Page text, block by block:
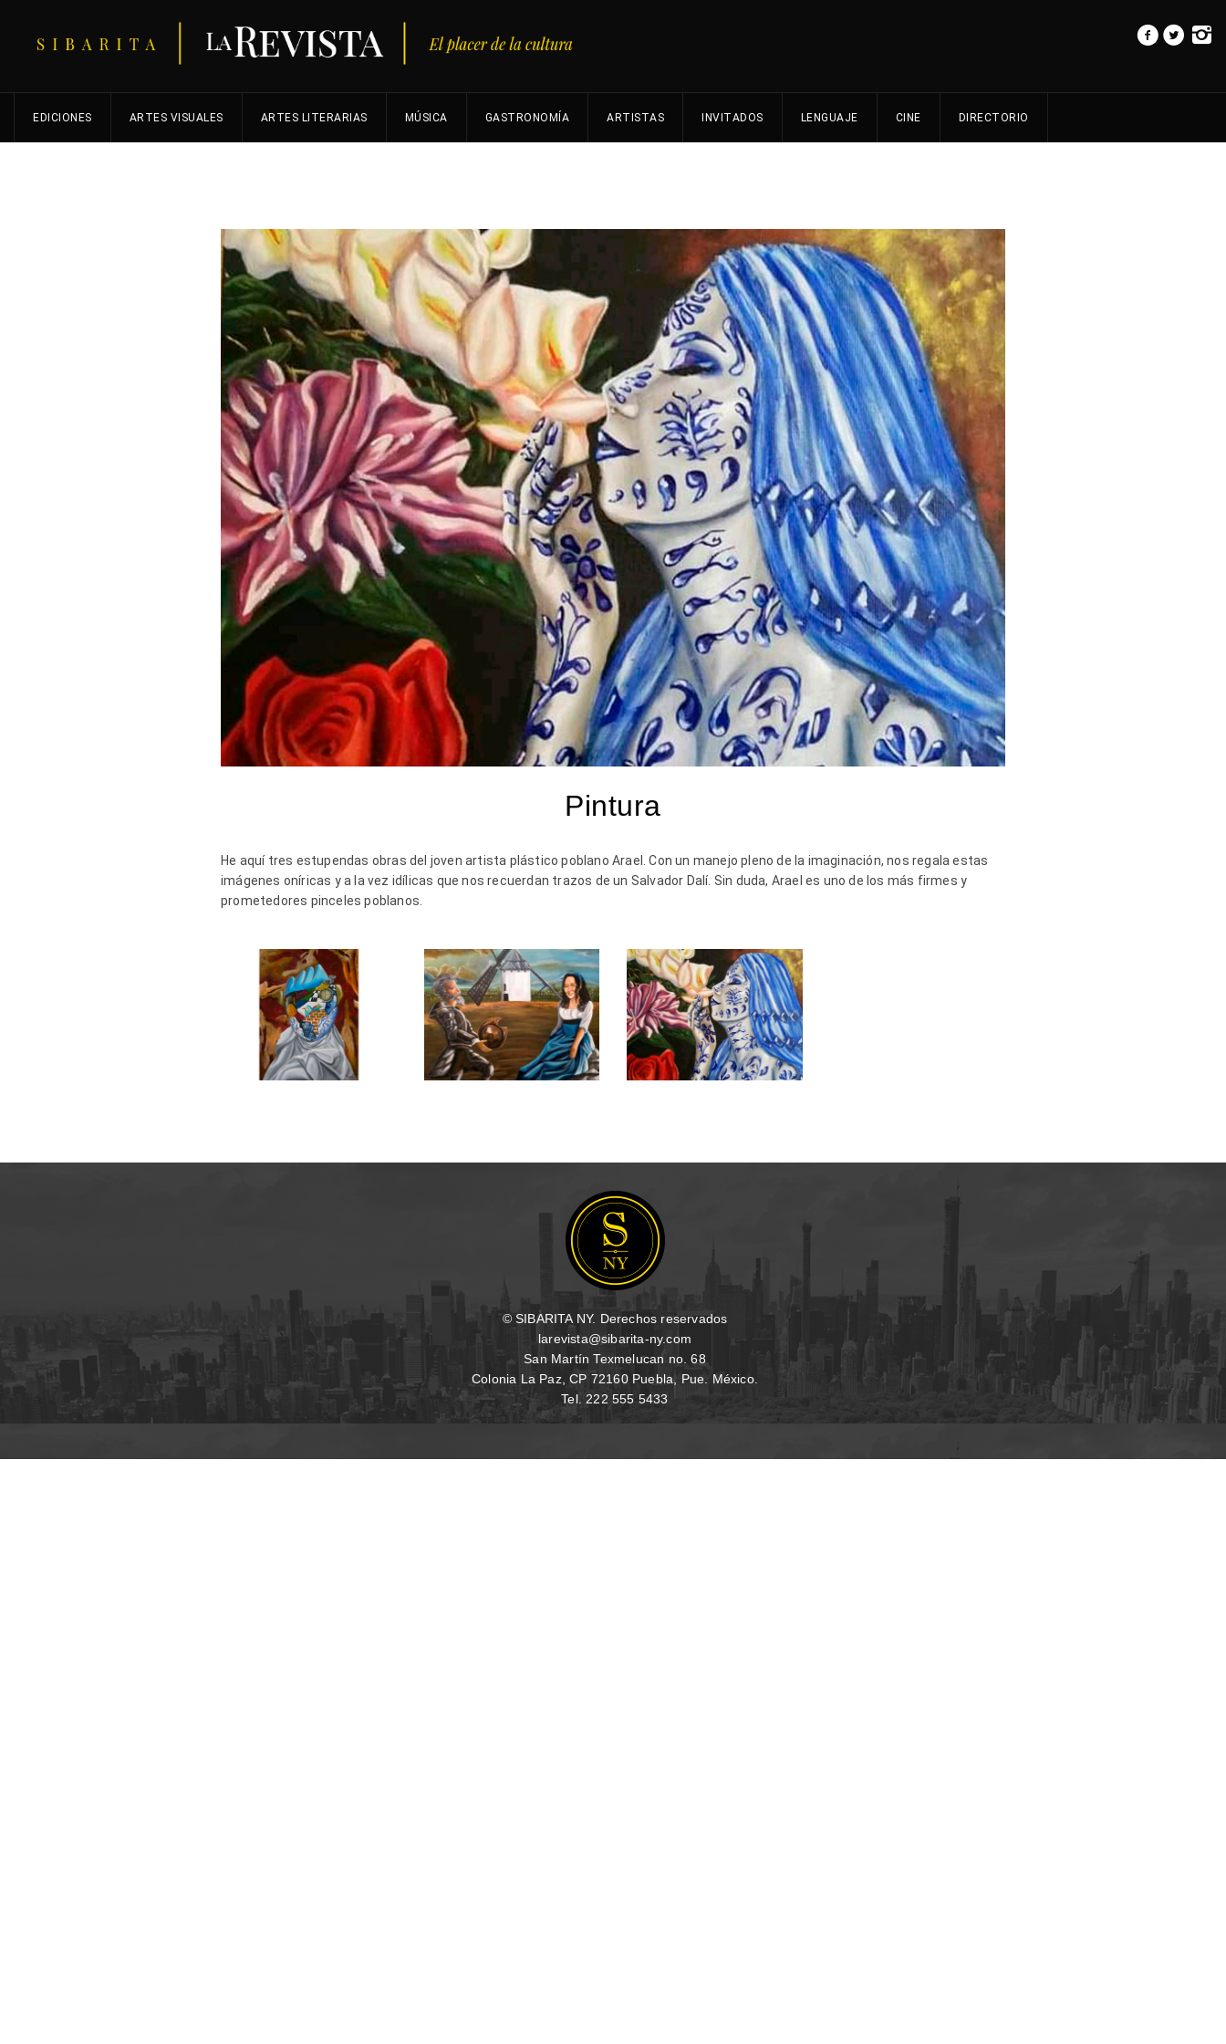
EDICIONES ARTES VISUALES ARTES LITERARIAS MÚSICA GASTRONOMÍA ARTISTAS INVITADOS LENGUAJE CINE DIRECTORIO
Pintura
He aquí tres estupendas obras del joven artista plástico poblano Arael. Con un manejo pleno de la imaginación, nos regala estas
imágenes oníricas y a la vez idílicas que nos recuerdan trazos de un Salvador Dalí. Sin duda, Arael es uno de los más firmes y
prometedores pinceles poblanos.
© SIBARITA NY. Derechos reservados
larevista@sibarita-ny.com
San Martín Texmelucan no. 68
Colonia La Paz, CP 72160 Puebla, Pue. México.
Tel. 222 555 5433